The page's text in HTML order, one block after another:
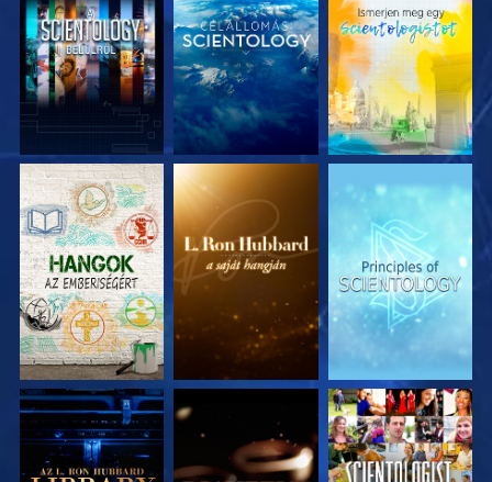
A SOROZAT
RÉSZEI
A SOROZAT
RÉSZEI
A SOROZAT
RÉSZEI
A SOROZAT
A SOROZAT
MŰSORNÉZÉS